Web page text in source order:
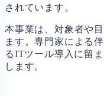
されています。
本事業は、対象者や
ます。専門家による
るITツール導入に留
します。